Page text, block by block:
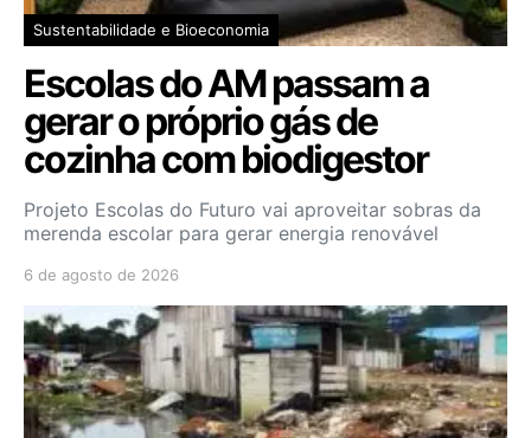
Sustentabilidade e Bioeconomia
Escolas do AM passam a
gerar o próprio gás de
cozinha com biodigestor
Projeto Escolas do Futuro vai aproveitar sobras da
merenda escolar para gerar energia renovável
6 de agosto de 2026